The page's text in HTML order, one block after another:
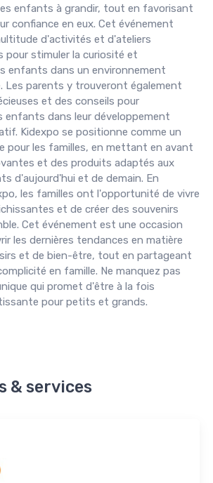
enfants à grandir, tout en favorisant
confiance en eux. Cet événement
d'activités et d'ateliers
stimuler la curiosité et
enfants dans un environnement
Les parents y trouveront également
et des conseils pour
enfants dans leur développement
Kidexpo se positionne comme un
pour les familles, en mettant en avant
et des produits adaptés aux
d'aujourd'hui et de demain. En
les familles ont l'opportunité de vivre
et de créer des souvenirs
Cet événement est une occasion
les dernières tendances en matière
et de bien-être, tout en partageant
en famille. Ne manquez pas
qui promet d'être à la fois
pour petits et grands.
& services